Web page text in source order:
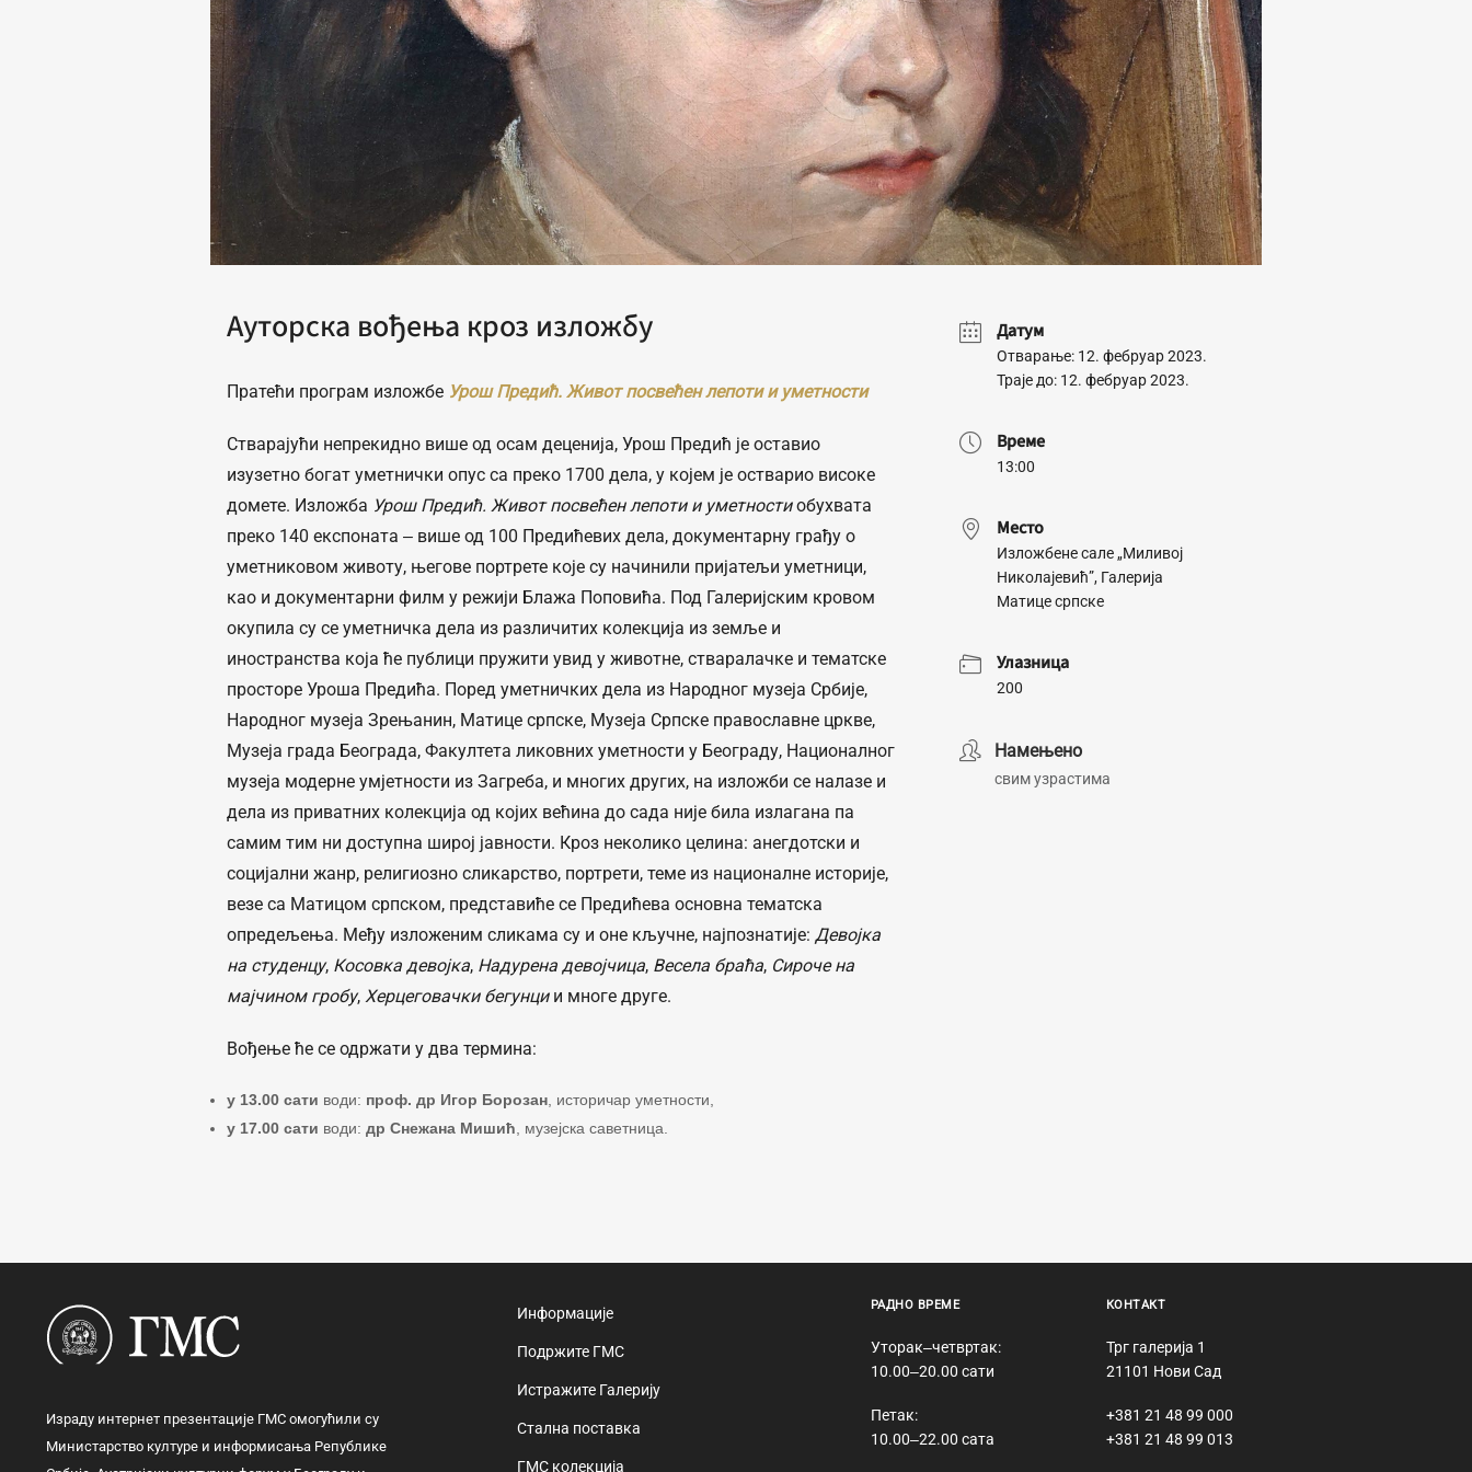
Ауторска вођења кроз изложбу
Пратећи програм изложбе Урош Предић. Живот посвећен лепоти и уметности
Стварајући непрекидно више од осам деценија, Урош Предић је оставио
изузетно богат уметнички опус са преко 1700 дела, у којем је остварио високе
домете. Изложба Урош Предић. Живот посвећен лепоти и уметностиобухвата
преко 140 експоната ‒ више од 100 Предићевих дела, документарну грађу о
уметниковом животу, његове портрете које су начинили пријатељи уметници,
као и документарни филм у режији Блажа Поповића. Под Галеријским кровом
окупила су се уметничка дела из различитих колекција из земље и
иностранства која ће публици пружити увид у животне, стваралачке и тематске
просторе Уроша Предића. Поред уметничких дела из Народног музеја Србије,
Народног музеја Зрењанин, Матице српске, Музеја Српске православне цркве,
Музеја града Београда, Факултета ликовних уметности у Београду, Националног
музеја модерне умјетности из Загреба, и многих других, на изложби се налазе и
дела из приватних колекција од којих већина до сада није била излагана па
самим тим ни доступна широј јавности. Кроз неколико целина: анегдотски и
социјални жанр, религиозно сликарство, портрети, теме из националне историје,
везе са Матицом српском, представиће се Предићева основна тематска
опредељења. Међу изложеним сликама су и оне кључне, најпознатије: Девојка
на студенцу, Косовка девојка, Надурена девојчица, Весела браћа, Сироче на
мајчином гробу, Херцеговачки бегунции многе друге.
Вођење ће се одржати у два термина:
у 13.00 сати води: проф. др Игор Борозан , историчар уметности,
у 17.00 сати води: др Снежана Мишић, музејска саветница.
Датум
Отварање: 12. фебруар 2023.
Траје до: 12. фебруар 2023.
Време
13:00
Место
Изложбене сале „Миливој
Николајевић”, Галерија
Матице српске
Улазница
200
Намењено
свим узрастима
Израду интернет презентације ГМС омогућили су
Министарство културе и информисања Републике
Информације
Подржите ГМС
Истражите Галерију
Стална поставка
ГМС колекција
РАДНО ВРЕМЕ
Уторак‒четвртак:
10.00‒20.00 сати
Петак:
10.00‒22.00 сата
КОНТАКТ
Трг галерија 1
21101 Нови Сад
+381 21 48 99 000
+381 21 48 99 013